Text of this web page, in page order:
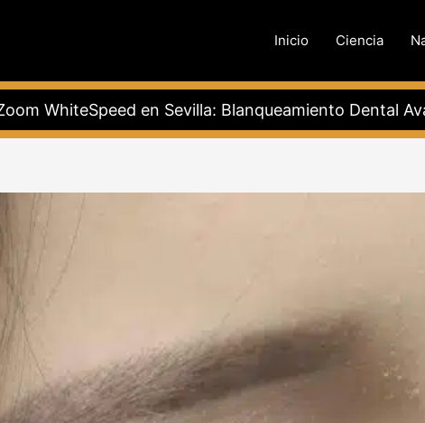
Inicio Ciencia
WhiteSpeed en Sevilla: Blanqueamiento Dental